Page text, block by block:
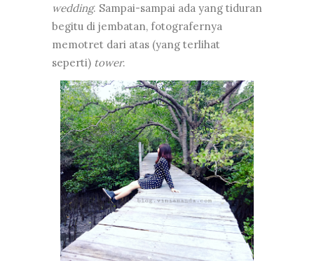
wedding. Sampai-sampai ada yang tiduran
begitu di jembatan, fotografernya
memotret dari atas (yang terlihat
seperti) tower.